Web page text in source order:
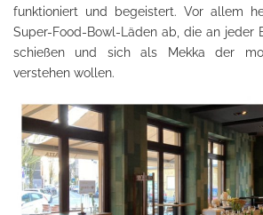
funktioniert und begeistert. Vor allem
Super-Food-Bowl-Läden ab, die an jeder
schießen und sich als Mekka der
verstehen wollen.